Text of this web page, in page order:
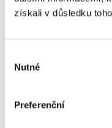
získali v důsledku
souhlasu
Nutné
Preferenční